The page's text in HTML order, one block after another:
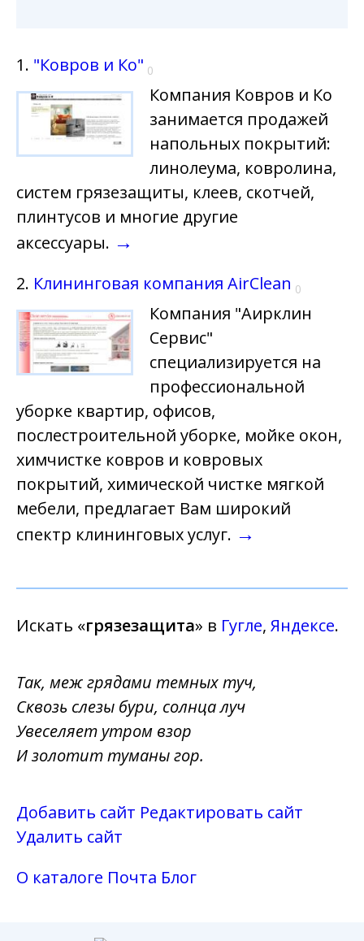
1. "Ковров и Ко" 0
Компания Ковров и Ко
занимается продажей
напольных покрытий:
линолеума, ковролина,
систем грязезащиты, клеев, скотчей,
плинтусов и многие другие
аксессуары. →
2. Клининговая компания AirClean 0
Компания "Аирклин
Сервис"
специализируется на
профессиональной
уборке квартир, офисов,
послестроительной уборке, мойке окон,
химчистке ковров и ковровых
покрытий, химической чистке мягкой
мебели, предлагает Вам широкий
спектр клининговых услуг. →
Искать «грязезащита» в Гугле, Яндексе.
Так, меж грядами темных туч,
Сквозь слезы бури, солнца луч
Увеселяет утром взор
И золотит туманы гор.
Добавить сайт Редактировать сайт
Удалить сайт
О каталоге Почта Блог